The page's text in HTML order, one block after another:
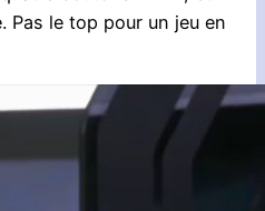
Pas le top pour un jeu en